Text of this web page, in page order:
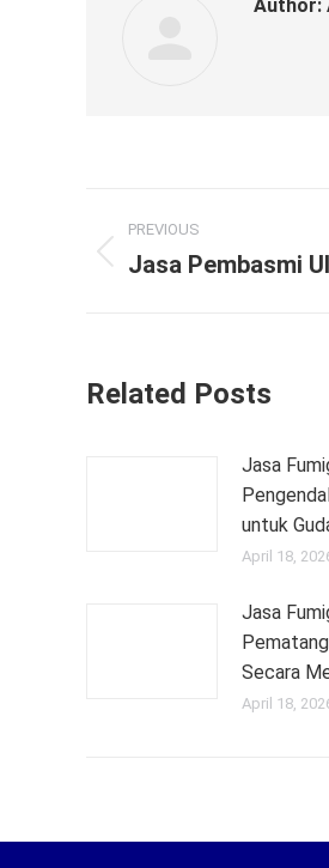
Author:
Post
navigation
PREVIOUS
Previous
Jasa Pembasmi
Related Posts
Jasa
untuk
April 18,
Jasa
Secara
April 18,